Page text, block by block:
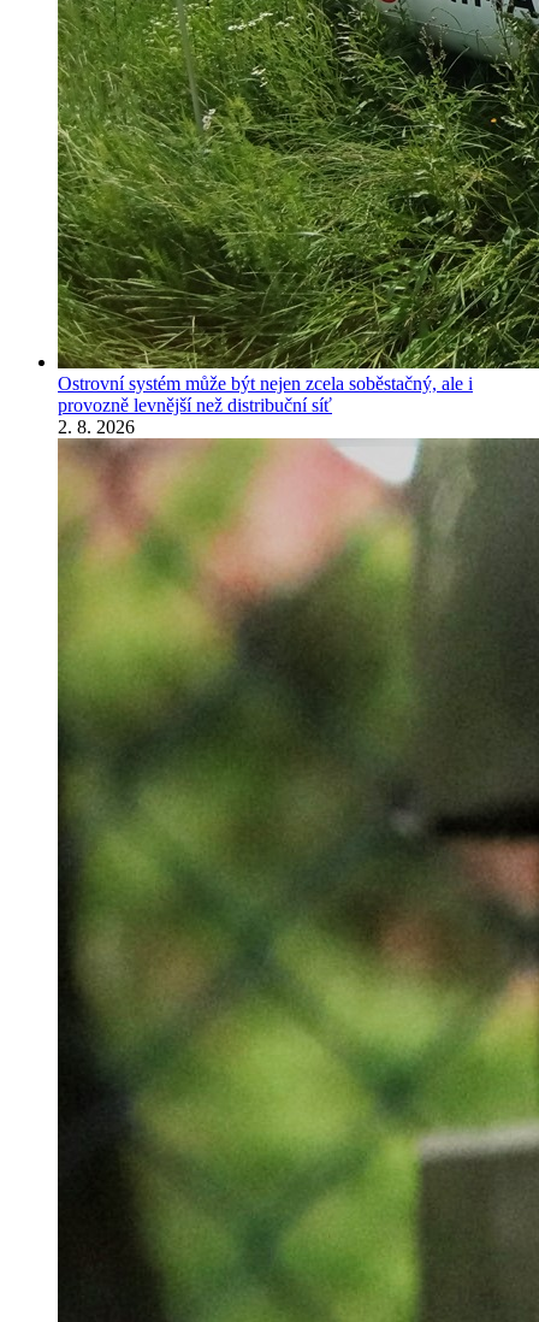
Ostrovní systém může být nejen zcela soběstačný, ale i
provozně levnější než distribuční síť
2. 8. 2026